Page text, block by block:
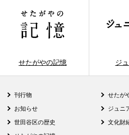
せたがやの記憶 ジ
刊行物
お知らせ
世田谷区の歴史
せたが
ジュニ
文化財